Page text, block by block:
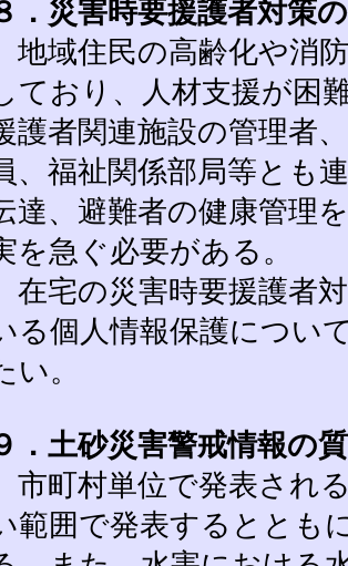
．災害時要援護者対策
地域住民の高齢化や消
ており、人材支援が困
護者関連施設の管理者
、福祉関係部局等とも
達、避難者の健康管理
を急ぐ必要がある。
在宅の災害時要援護者
る個人情報保護につい
い。
．土砂災害警戒情報の
市町村単位で発表され
範囲で発表するととも